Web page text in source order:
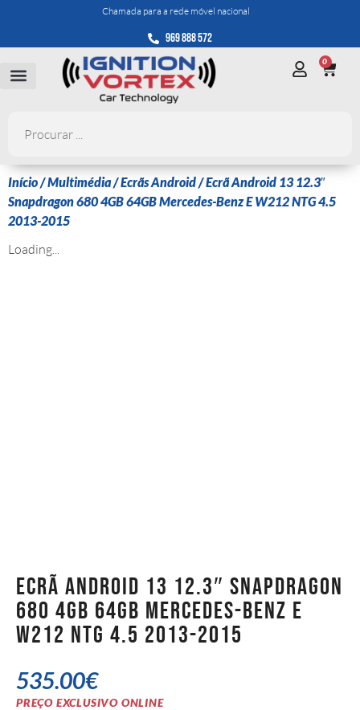
Chamada para a rede móvel nacional
969 888 572
0
Início/Multimédia/Ecrãs Android/ Ecrã Android 13 12.3″
Snapdragon 680 4GB 64GB Mercedes-Benz E W212 NTG 4.5
2013-2015
Loading...
Ecrã Android 13 12.3″ Snapdragon
680 4GB 64GB Mercedes-Benz E
W212 NTG 4.5 2013-2015
535.00€
PREÇO EXCLUSIVO ONLINE